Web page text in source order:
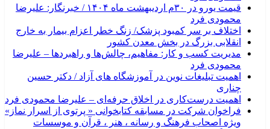
قیمت یورو در ۳۰م اردیبهشت ماه ۱۴۰۴ / خبرنگار: علیرضا
محمودی فرد
اختلاف بر سر کمبود پزشک/ زنگ خطر اعزام بیمار به خارج
انقلابی بزرگ در بخش معدن کشور
مدیریت کسب و کار: مفاهیم، چالش‌ها و راهبردها – علیرضا
محمودی فرد
اهمیت تبلیغات نوین در آموزشگاه های آزاد / دکتر حسین
چناری
اهمیت درست‌کاری در اخلاق حرفه‌ای – علیرضا محمودی فرد
فراخوان شرکت در مسابقه کتابخوانی « پرتوی از اسرار نماز»
ویژه اصحاب فرهنگ و رسانه ، هنر ، قرآن و موسسات